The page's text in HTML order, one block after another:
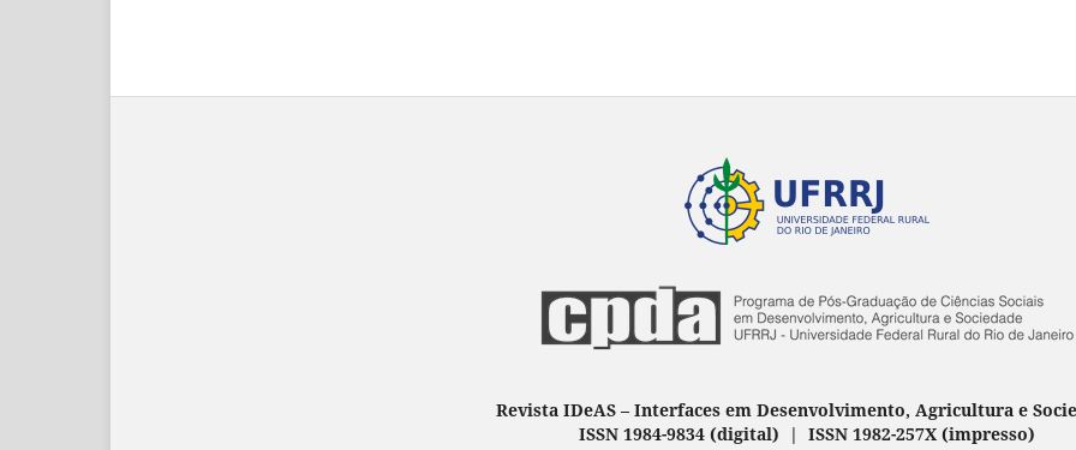
Revista IDeAS – Interfaces em Desenvolvimento, Agricultura e
ISSN 1984-9834 (digital) | ISSN 1982-257X (impresso)